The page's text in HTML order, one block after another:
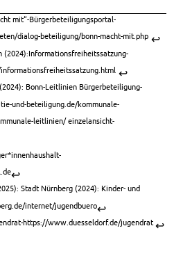
mit“-Bürgerbeteiligungsportal-
dialog-beteiligung/bonn-macht-mit.php ↩︎
(2024):Informationsfreiheitssatzung-
↩︎
Bonn-Leitlinien Bürgerbeteiligung-
und-beteiligung.de/kommunale-
leitlinien/ einzelansicht-
↩︎
Stadt Nürnberg (2024): Kinder- und
internet/jugendbuero↩︎
https://www.duesseldorf.de/jugendrat ↩︎